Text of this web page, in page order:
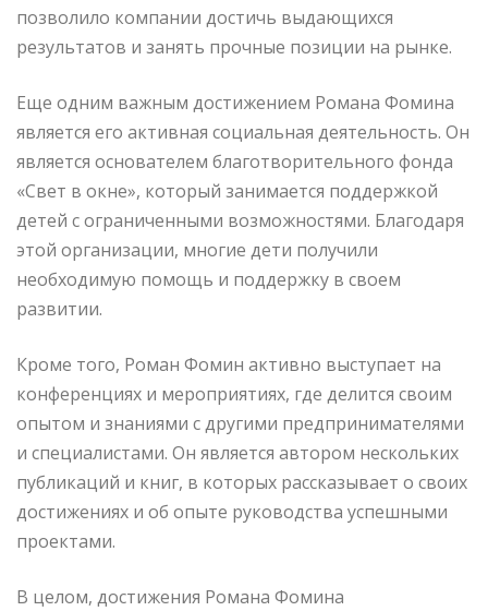
позволило компании достичь выдающихся
результатов и занять прочные позиции на рынке.
Еще одним важным достижением Романа Фомина
является его активная социальная деятельность. Он
является основателем благотворительного фонда
«Свет в окне», который занимается поддержкой
детей с ограниченными возможностями. Благодаря
этой организации, многие дети получили
необходимую помощь и поддержку в своем
развитии.
Кроме того, Роман Фомин активно выступает на
конференциях и мероприятиях, где делится своим
опытом и знаниями с другими предпринимателями
и специалистами. Он является автором нескольких
публикаций и книг, в которых рассказывает о своих
достижениях и об опыте руководства успешными
проектами.
В целом, достижения Романа Фомина